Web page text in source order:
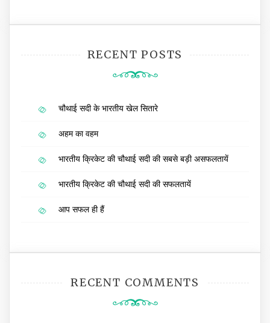
RECENT POSTS
चौथाई सदी के भारतीय खेल सितारे
अहम का वहम
भारतीय क्रिकेट की चौथाई सदी की सबसे बड़ी असफलतायें
भारतीय क्रिकेट की चौथाई सदी की सफलतायें
आप सफल ही हैं
RECENT COMMENTS